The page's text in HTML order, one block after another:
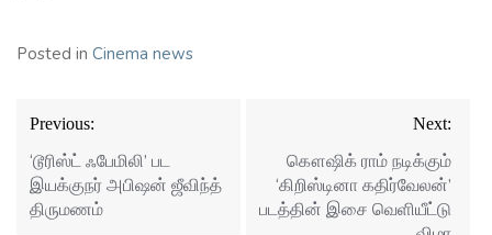
Posted in Cinema news
Post
navigation
Previous:
‘டூரிஸ்ட் ஃபேமிலி’ பட
இயக்குநர் அபிஷன் ஜீவிந்த்
திருமணம்
Next:
கௌஷிக் ராம் நடிக்கும்
‘கிறிஸ்டினா கதிர்வேலன்’
படத்தின் இசை வெளியீட்டு